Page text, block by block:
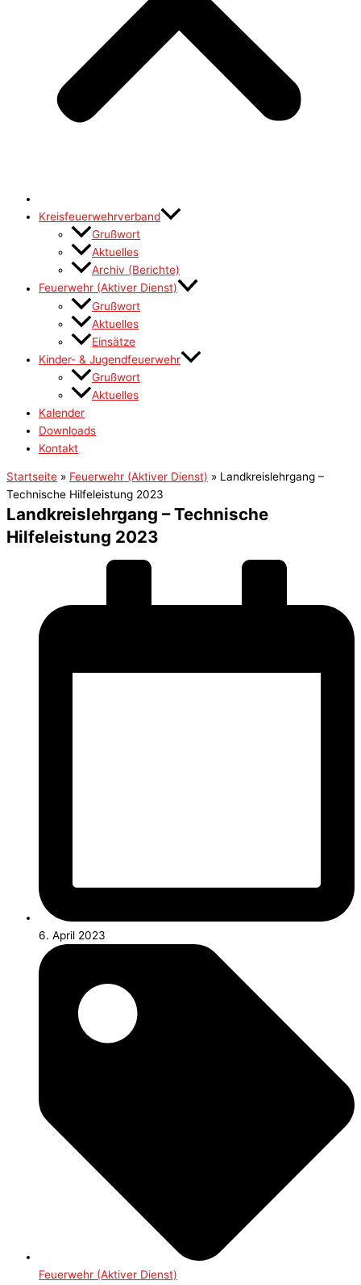
Kreisfeuerwehrverband
Grußwort
Aktuelles
Archiv (Berichte)
Feuerwehr (Aktiver Dienst)
Grußwort
Aktuelles
Einsätze
Kinder- & Jugendfeuerwehr
Grußwort
Aktuelles
Kalender
Downloads
Kontakt
Startseite » Feuerwehr (Aktiver Dienst) » Landkreislehrgang –
Technische Hilfeleistung 2023
Landkreislehrgang – Technische
Hilfeleistung 2023
6. April 2023
Feuerwehr (Aktiver Dienst)